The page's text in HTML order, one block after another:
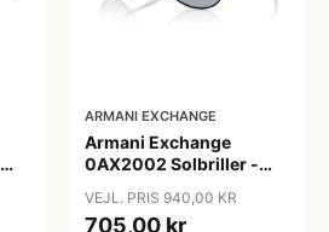
ARMANI EXCHANGE
Armani Exchange
0AX2002 Solbriller -
VEJL. PRIS 940,00 KR
705,00 kr